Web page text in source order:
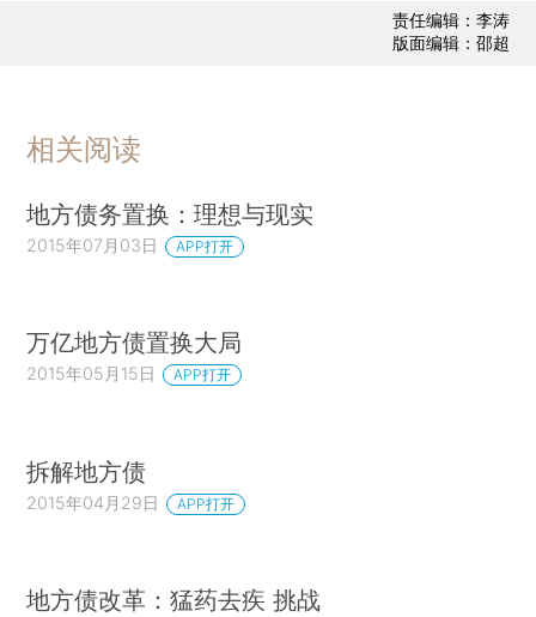
责任编辑：李涛
版面编辑：邵超
相关阅读
地方债务置换：理想与现实
2015年07月03日 APP打开
万亿地方债置换大局
2015年05月15日 APP打开
拆解地方债
2015年04月29日 APP打开
地方债改革：猛药去疾 挑战